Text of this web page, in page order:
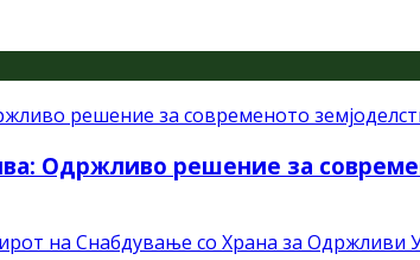
Одржливо решение за